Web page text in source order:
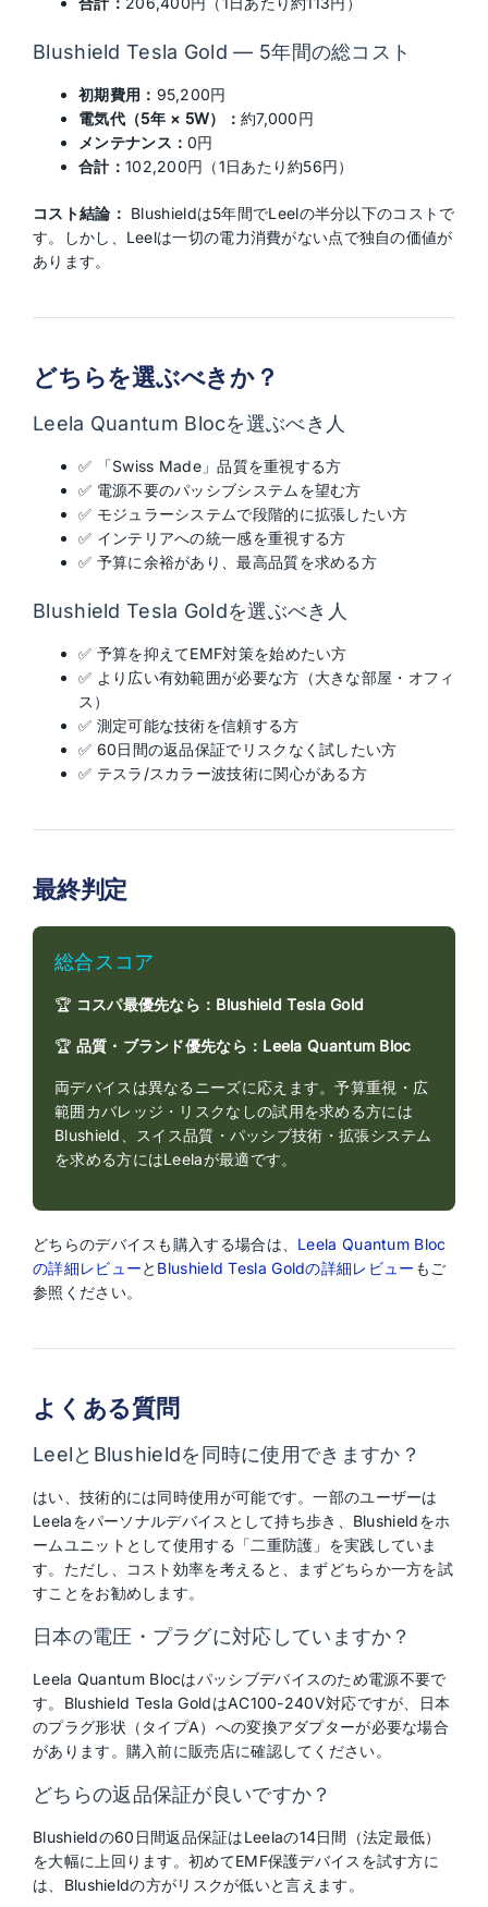
Blushield Tesla Gold — 5年間の総コスト
初期費用： 95,200円
電気代（5年 × 5W）： 約7,000円
メンテナンス：0円
合計： 102,200円（1日あたり約56円）
コスト結論： Blushieldは5年間でLeelの半分以下のコストで
す。しかし、Leelは一切の電力消費がない点で独自の価値が
あります。
どちらを選ぶべきか？
Leela Quantum Blocを選ぶべき人
✅ 「Swiss Made」品質を重視する方
✅ 電源不要のパッシブシステムを望む方
✅ モジュラーシステムで段階的に拡張したい方
✅ インテリアへの統一感を重視する方
✅ 予算に余裕があり、最高品質を求める方
Blushield Tesla Goldを選ぶべき人
✅ 予算を抑えてEMF対策を始めたい方
✅ より広い有効範囲が必要な方（大きな部屋・オフィ
ス）
✅ 測定可能な技術を信頼する方
✅ 60日間の返品保証でリスクなく試したい方
✅ テスラ/スカラー波技術に関心がある方
最終判定
総合スコア
🏆 コスパ最優先なら：Blushield Tesla Gold
🏆 品質・ブランド優先なら：Leela Quantum Bloc
両デバイスは異なるニーズに応えます。予算重視・広
範囲カバレッジ・リスクなしの試用を求める方には
Blushield、スイス品質・パッシブ技術・拡張システム
を求める方にはLeelaが最適です。
どちらのデバイスも購入する場合は、 Leela Quantum Bloc
の詳細レビューと Blushield Tesla Goldの詳細レビュー もご
参照ください。
よくある質問
LeelとBlushieldを同時に使用できますか？
はい、技術的には同時使用が可能です。一部のユーザーは
Leelaをパーソナルデバイスとして持ち歩き、Blushieldをホ
ームユニットとして使用する「二重防護」を実践していま
す。ただし、コスト効率を考えると、まずどちらか一方を試
すことをお勧めします。
日本の電圧・プラグに対応していますか？
Leela Quantum Blocはパッシブデバイスのため電源不要で
す。Blushield Tesla GoldはAC100-240V対応ですが、日本
のプラグ形状（タイプA）への変換アダプターが必要な場合
があります。購入前に販売店に確認してください。
どちらの返品保証が良いですか？
Blushieldの60日間返品保証はLeelaの14日間（法定最低）
を大幅に上回ります。初めてEMF保護デバイスを試す方に
は、Blushieldの方がリスクが低いと言えます。